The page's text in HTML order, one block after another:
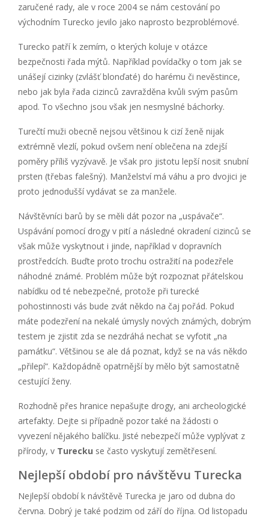
zaručené rady, ale v roce 2004 se nám cestování po
východním Turecko jevilo jako naprosto bezproblémové.
Turecko patří k zemím, o kterých koluje v otázce
bezpečnosti řada mýtů. Například povídačky o tom jak se
unášejí cizinky (zvlášť blonďaté) do harému či nevěstince,
nebo jak byla řada cizinců zavražděna kvůli svým pasům
apod. To všechno jsou však jen nesmyslné báchorky.
Turečtí muži obecně nejsou většinou k cizí ženě nijak
extrémně vlezlí, pokud ovšem není oblečena na zdejší
poměry příliš vyzývavě. Je však pro jistotu lepší nosit snubní
prsten (třebas falešný). Manželství má váhu a pro dvojici je
proto jednodušší vydávat se za manžele.
Návštěvníci barů by se měli dát pozor na „uspávače“.
Uspávání pomocí drogy v pití a následné okradení cizinců se
však může vyskytnout i jinde, například v dopravních
prostředcích. Buďte proto trochu ostražití na podezřele
náhodné známé. Problém může být rozpoznat přátelskou
nabídku od té nebezpečné, protože při turecké
pohostinnosti vás bude zvát někdo na čaj pořád. Pokud
máte podezření na nekalé úmysly nových známých, dobrým
testem je zjistit zda se nezdráhá nechat se vyfotit „na
památku“. Většinou se ale dá poznat, když se na vás někdo
„přilepí“. Každopádně opatrnější by mělo být samostatně
cestující ženy.
Rozhodně přes hranice nepašujte drogy, ani archeologické
artefakty. Dejte si případně pozor také na žádosti o
vyvezení nějakého balíčku. Jisté nebezpečí může vyplývat z
přírody, v Turecku se často vyskytují zemětřesení.
Nejlepší období pro návštěvu Turecka
Nejlepší období k návštěvě Turecka je jaro od dubna do
června. Dobrý je také podzim od září do října. Od listopadu